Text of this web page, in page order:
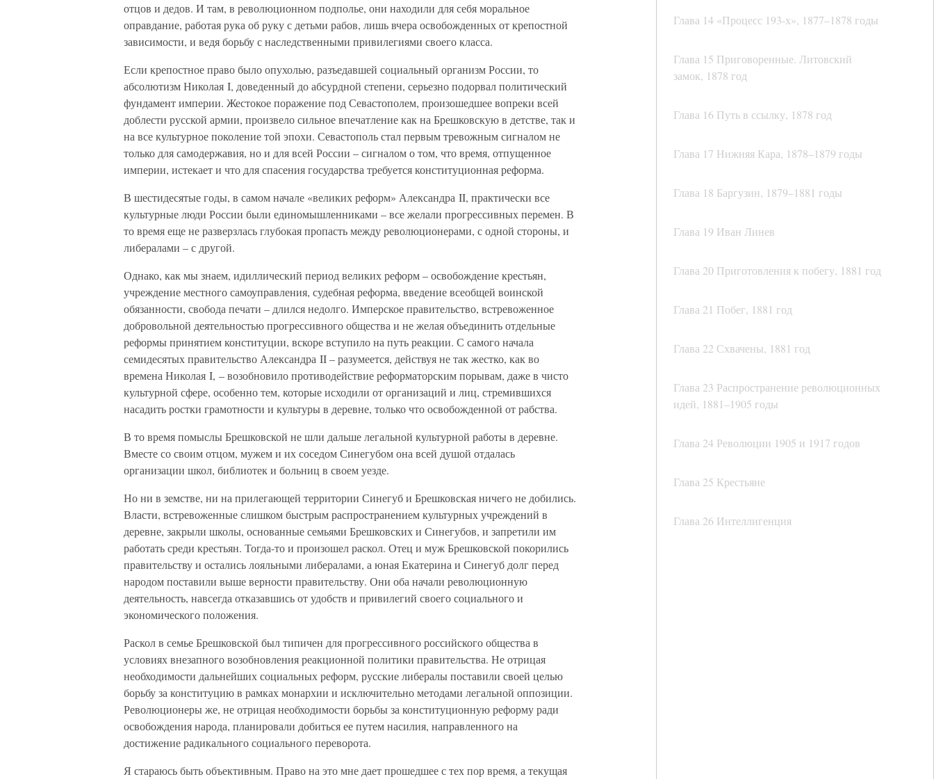
Глава 14 «Процесс 193-х», 1877–1878 годы
Глава 15 Приговоренные. Литовский
замок, 1878 год
Глава 16 Путь в ссылку, 1878 год
Глава 17 Нижняя Кара, 1878–1879 годы
Глава 18 Баргузин, 1879–1881 годы
Глава 19 Иван Линев
Глава 20 Приготовления к побегу, 1881 год
Глава 21 Побег, 1881 год
Глава 22 Схвачены, 1881 год
Глава 23 Распространение революционных
идей, 1881–1905 годы
Глава 24 Революции 1905 и 1917 годов
Глава 25 Крестьяне
Глава 26 Интеллигенция
отцов и дедов. И там, в революционном подполье, они находили для себя моральное
оправдание, работая рука об руку с детьми рабов, лишь вчера освобожденных от крепостной
зависимости, и ведя борьбу с наследственными привилегиями своего класса.
Если крепостное право было опухолью, разъедавшей социальный организм России, то
абсолютизм Николая I, доведенный до абсурдной степени, серьезно подорвал политический
фундамент империи. Жестокое поражение под Севастополем, произошедшее вопреки всей
доблести русской армии, произвело сильное впечатление как на Брешковскую в детстве, так и
на все культурное поколение той эпохи. Севастополь стал первым тревожным сигналом не
только для самодержавия, но и для всей России – сигналом о том, что время, отпущенное
империи, истекает и что для спасения государства требуется конституционная реформа.
В шестидесятые годы, в самом начале «великих реформ» Александра II, практически все
культурные люди России были единомышленниками – все желали прогрессивных перемен. В
то время еще не разверзлась глубокая пропасть между революционерами, с одной стороны, и
либералами – с другой.
Однако, как мы знаем, идиллический период великих реформ – освобождение крестьян,
учреждение местного самоуправления, судебная реформа, введение всеобщей воинской
обязанности, свобода печати – длился недолго. Имперское правительство, встревоженное
добровольной деятельностью прогрессивного общества и не желая объединить отдельные
реформы принятием конституции, вскоре вступило на путь реакции. С самого начала
семидесятых правительство Александра II – разумеется, действуя не так жестко, как во
времена Николая I, – возобновило противодействие реформаторским порывам, даже в чисто
культурной сфере, особенно тем, которые исходили от организаций и лиц, стремившихся
насадить ростки грамотности и культуры в деревне, только что освобожденной от рабства.
В то время помыслы Брешковской не шли дальше легальной культурной работы в деревне.
Вместе со своим отцом, мужем и их соседом Синегубом она всей душой отдалась
организации школ, библиотек и больниц в своем уезде.
Но ни в земстве, ни на прилегающей территории Синегуб и Брешковская ничего не добились.
Власти, встревоженные слишком быстрым распространением культурных учреждений в
деревне, закрыли школы, основанные семьями Брешковских и Синегубов, и запретили им
работать среди крестьян. Тогда-то и произошел раскол. Отец и муж Брешковской покорились
правительству и остались лояльными либералами, а юная Екатерина и Синегуб долг перед
народом поставили выше верности правительству. Они оба начали революционную
деятельность, навсегда отказавшись от удобств и привилегий своего социального и
экономического положения.
Раскол в семье Брешковской был типичен для прогрессивного российского общества в
условиях внезапного возобновления реакционной политики правительства. Не отрицая
необходимости дальнейших социальных реформ, русские либералы поставили своей целью
борьбу за конституцию в рамках монархии и исключительно методами легальной оппозиции.
Революционеры же, не отрицая необходимости борьбы за конституционную реформу ради
освобождения народа, планировали добиться ее путем насилия, направленного на
достижение радикального социального переворота.
Я стараюсь быть объективным. Право на это мне дает прошедшее с тех пор время, а текущая